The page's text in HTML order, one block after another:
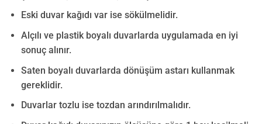
Eski duvar kağıdı var ise sökülmelidir.
Alçılı ve plastik boyalı duvarlarda uygulamada en iyi
sonuç alınır.
Saten boyalı duvarlarda dönüşüm astarı kullanmak
gereklidir.
Duvarlar tozlu ise tozdan arındırılmalıdır.